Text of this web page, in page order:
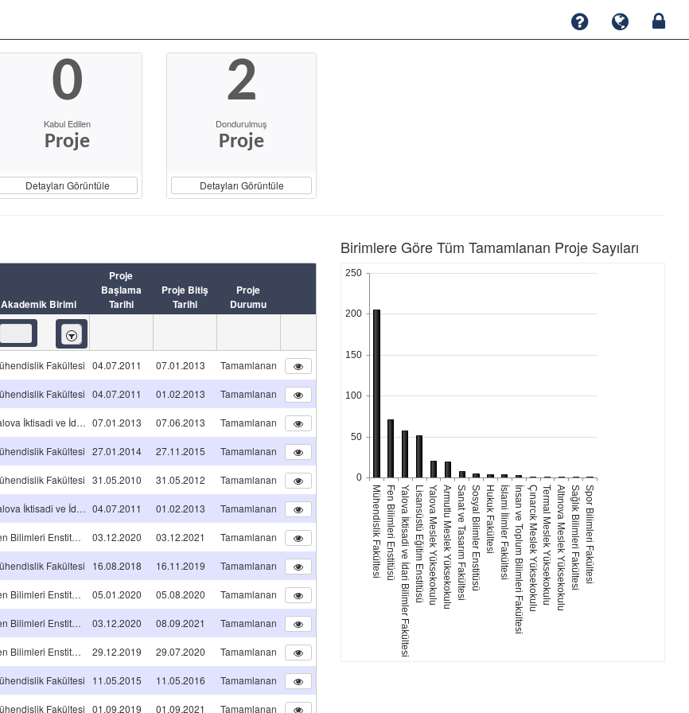
0
Kabul Edilen
Proje
Detayları Görüntüle
2
Dondurulmuş
Proje
Detayları Görüntüle
Akademik Birimi
Proje
Başlama
Tarihi
Proje Bitiş
Tarihi
Proje
Durumu
İçeren
Fakültesi 04.07.2011 07.01.2013 Tamamlanan
Fakültesi 04.07.2011 01.02.2013 Tamamlanan
Yalova İktisadi ve İdari Bilimler Fakültesi 07.01.2013 07.06.2013 Tamamlanan
Fakültesi 27.01.2014 27.11.2015 Tamamlanan
Fakültesi 31.05.2010 31.05.2012 Tamamlanan
Yalova İktisadi ve İdari Bilimler Fakültesi 04.07.2011 01.02.2013 Tamamlanan
Fen Bilimleri Enstitüsü 03.12.2020 03.12.2021 Tamamlanan
Fakültesi 16.08.2018 16.11.2019 Tamamlanan
Fen Bilimleri Enstitüsü 05.01.2020 05.08.2020 Tamamlanan
Fen Bilimleri Enstitüsü 03.12.2020 08.09.2021 Tamamlanan
Fen Bilimleri Enstitüsü 29.12.2019 29.07.2020 Tamamlanan
Fakültesi 11.05.2015 11.05.2016 Tamamlanan
Fakültesi 01.09.2019 01.09.2021 Tamamlanan
Birimlere Göre Tüm Tamamlanan Proje Sayıları
Mühendislik FakültesiFen Bilimleri EnstitüsüYalova İktisadi ve İdari Bilimler FakültesiLisansüstü Eğitim EnstitüsüYalova Meslek YüksekokuluArmutlu Meslek YüksekokuluSanat ve Tasarım FakültesiSosyal Bilimler EnstitüsüHukuk Fakültesiİslami İlimler Fakültesiİnsan ve Toplum Bilimleri FakültesiÇınarcık Meslek YüksekokuluTermal Meslek YüksekokuluAltınova Meslek YüksekokuluSağlık Bilimleri FakültesiSpor Bilimleri Fakültesi
0
50
100
150
200
250